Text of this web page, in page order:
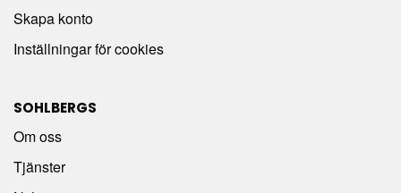
Skapa konto
Inställningar för cookies
SOHLBERGS
Om oss
Tjänster